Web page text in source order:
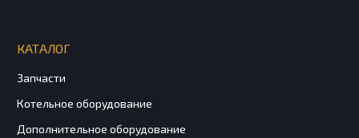
КАТАЛОГ
Запчасти
Котельное оборудование
Дополнительное оборудование